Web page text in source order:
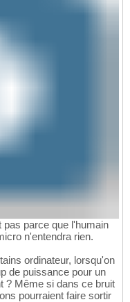
parce que l'humain
n'entendra rien.
ordinateur, lorsqu'on
de puissance pour un
? Même si dans ce bruit
pourraient faire sortir